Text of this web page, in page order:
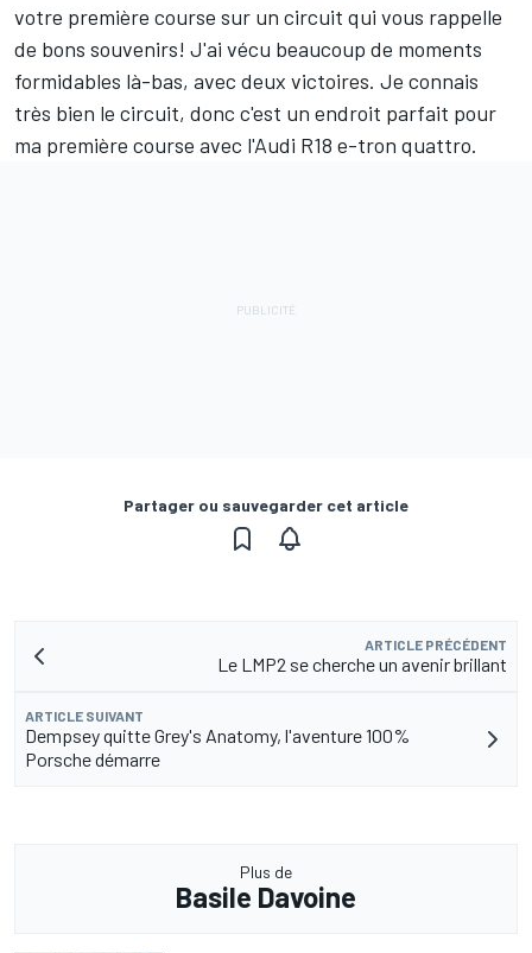
votre première course sur un circuit qui vous rappelle
de bons souvenirs! J'ai vécu beaucoup de moments
formidables là-bas, avec deux victoires. Je connais
très bien le circuit, donc c'est un endroit parfait pour
ma première course avec l'Audi R18 e-tron quattro.
Partager ou sauvegarder cet article
ARTICLE PRÉCÉDENT
Le LMP2 se cherche un avenir brillant
ARTICLE SUIVANT
Dempsey quitte Grey's Anatomy, l'aventure 100%
Porsche démarre
Plus de
Basile Davoine